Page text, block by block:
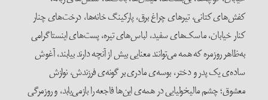
کفش‌های کتانی، تیرهای چراغ برق، پارکینگ خانه‌ها، درخت‌های چنار
کنار خیابان، ماسک‌های سفید، لباس‌های تیره، پست‌های اینستاگرامی
به‌ظاهر روزمره که همه می‌توانند معنایی بیش‌ از آنچه دارند بیابند، آغوش
ساده‌ی یک پدر و دختر، بوسه‌ی مادری بر گونه‌ی فرزندش، نوازش
معشوق؛ چشم‌ مالیخولیایی در همه‌ی این‌ها فاجعه را بازمی‌یابد، و روزمرگی